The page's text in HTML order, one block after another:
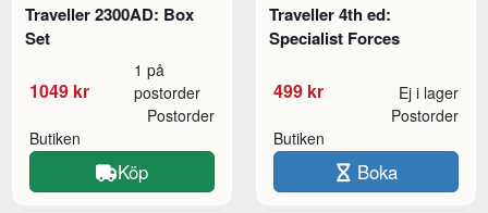
Traveller 2300AD: Box
Set
1049 kr
1 på
postorder
Butiken
Postorder
Köp
Traveller 4th ed:
Specialist Forces
499 kr Ej i lager
Butiken
Postorder
Boka